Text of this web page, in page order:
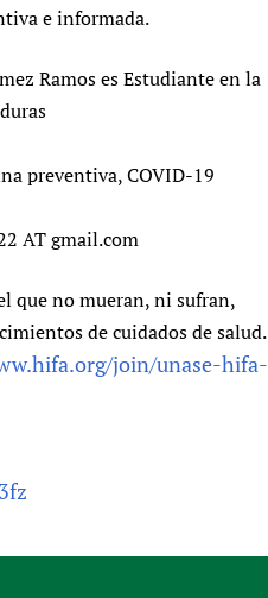
e informada.
Ramos es Estudiante en la
preventiva, COVID-19
AT gmail.com
que no mueran, ni sufran,
de cuidados de salud.
join/unase-hifa-